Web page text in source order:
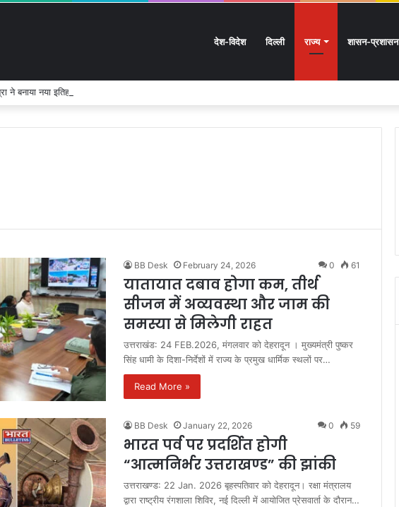
देश-विदेश दिल्ली राज्य शासन-प्रशासन
ने बनाया नया इतिहास: आस्था का महासैलाब!
BB Desk February 24, 2026 0 61
यातायात दबाव होगा कम, तीर्थ
सीजन में अव्यवस्था और जाम की
समस्या से मिलेगी राहत
उत्तराखंड: 24 FEB.2026, मंगलवार को देहरादून । मुख्यमंत्री पुष्कर
सिंह धामी के दिशा-निर्देशों में राज्य के प्रमुख धार्मिक स्थलों पर…
Read More »
BB Desk January 22, 2026 0 59
भारत पर्व पर प्रदर्शित होगी
“आत्मनिर्भर उत्तराखण्ड” की झांकी
उत्तराखण्ड: 22 Jan. 2026 बृहस्पतिवार को देहरादून। रक्षा मंत्रालय
द्वारा राष्ट्रीय रंगशाला शिविर, नई दिल्ली में आयोजित प्रेसवार्ता के दौरान…